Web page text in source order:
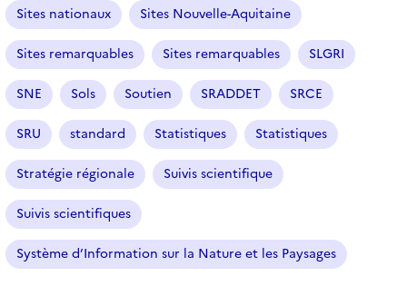
Sites nationaux Sites Nouvelle-Aquitaine
Sites remarquables Sites remarquables SLGRI
SNE Sols Soutien SRADDET SRCE
SRU standard Statistiques Statistiques
Stratégie régionale Suivis scientifique
Suivis scientifiques
Système d’Information sur la Nature et les Paysages